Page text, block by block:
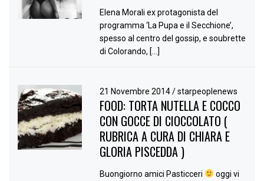
Elena Morali ex protagonista del
programma ‘La Pupa e il Secchione’,
spesso al centro del gossip, e soubrette
di Colorando, […]
21 Novembre 2014/ starpeoplenews
FOOD: TORTA NUTELLA E COCCO
CON GOCCE DI CIOCCOLATO (
RUBRICA A CURA DI CHIARA E
GLORIA PISCEDDA )
Buongiorno amici Pasticceri
oggi vi